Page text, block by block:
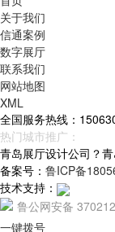
关于我们
信通案例
数字展厅
联系我们
网站地图
XML
全国服务热线：
热门城市推广：
青岛展厅设计公司？
备案号： 鲁ICP备
技术支持：
鲁公网安备
一键拨号